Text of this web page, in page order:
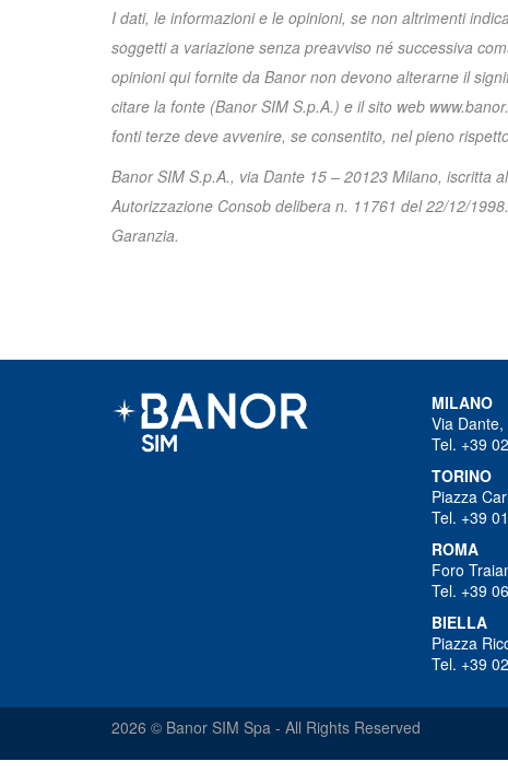
I dati, le informazioni e le opinioni, se non altrimenti
soggetti a variazione senza preavviso né successiva
opinioni qui fornite da Banor non devono alterarne il
citare la fonte (Banor SIM S.p.A.) e il sito web
fonti terze deve avvenire, se consentito, nel pieno
Banor SIM S.p.A., via Dante 15 – 20123 Milano, iscritta
Autorizzazione Consob delibera n. 11761 del 22/12/
Garanzia.
MILANO
Via
Tel. +39
TORINO
Piazza
Tel. +39
ROMA
Foro
Tel. +39
BIELLA
Piazza
Tel. +39
2026 © Banor SIM Spa - All Rights Reserved